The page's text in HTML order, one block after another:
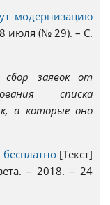
модернизацию
июля (№ 29). – С.
сбор заявок от
списка
в которые оно
[Текст]
– 2018. – 24